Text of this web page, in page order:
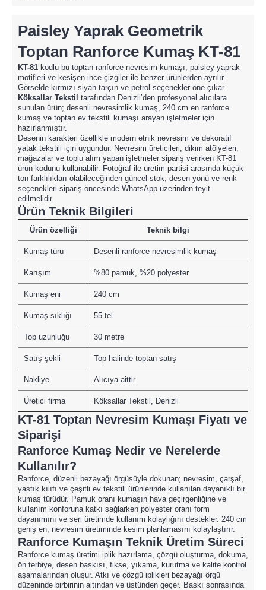
Paisley Yaprak Geometrik
Toptan Ranforce Kumaş KT-81
KT-81 kodlu bu toptan ranforce nevresim kumaşı, paisley yaprak
motifleri ve kesişen ince çizgiler ile benzer ürünlerden ayrılır.
Görselde kırmızı siyah tarçın ve petrol seçenekler öne çıkar.
Köksallar Tekstil tarafından Denizli’den profesyonel alıcılara
sunulan ürün; desenli nevresimlik kumaş, 240 cm en ranforce
kumaş ve toptan ev tekstili kumaşı arayan işletmeler için
hazırlanmıştır.
Desenin karakteri özellikle modern etnik nevresim ve dekoratif
yatak tekstili için uygundur. Nevresim üreticileri, dikim atölyeleri,
mağazalar ve toplu alım yapan işletmeler sipariş verirken KT-81
ürün kodunu kullanabilir. Fotoğraf ile üretim partisi arasında küçük
ton farklılıkları olabileceğinden güncel stok, desen yönü ve renk
seçenekleri sipariş öncesinde WhatsApp üzerinden teyit
edilmelidir.
Ürün Teknik Bilgileri
Ürün özelliği Teknik bilgi
Kumaş türü Desenli ranforce nevresimlik kumaş
Karışım %80 pamuk, %20 polyester
Kumaş eni 240 cm
Kumaş sıklığı 55 tel
Top uzunluğu 30 metre
Satış şekli Top halinde toptan satış
Nakliye Alıcıya aittir
Üretici firma Köksallar Tekstil, Denizli
KT-81 Toptan Nevresim Kumaşı Fiyatı ve
Siparişi
Ranforce Kumaş Nedir ve Nerelerde
Kullanılır?
Ranforce, düzenli bezayağı örgüsüyle dokunan; nevresim, çarşaf,
yastık kılıfı ve çeşitli ev tekstili ürünlerinde kullanılan dayanıklı bir
kumaş türüdür. Pamuk oranı kumaşın hava geçirgenliğine ve
kullanım konforuna katkı sağlarken polyester oranı form
dayanımını ve seri üretimde kullanım kolaylığını destekler. 240 cm
geniş en, nevresim üretiminde kesim planlamasını kolaylaştırır.
Ranforce Kumaşın Teknik Üretim Süreci
Ranforce kumaş üretimi iplik hazırlama, çözgü oluşturma, dokuma,
ön terbiye, desen baskısı, fikse, yıkama, kurutma ve kalite kontrol
aşamalarından oluşur. Atkı ve çözgü iplikleri bezayağı örgü
düzeninde birbirinin altından ve üstünden geçer. Baskı sonrasında